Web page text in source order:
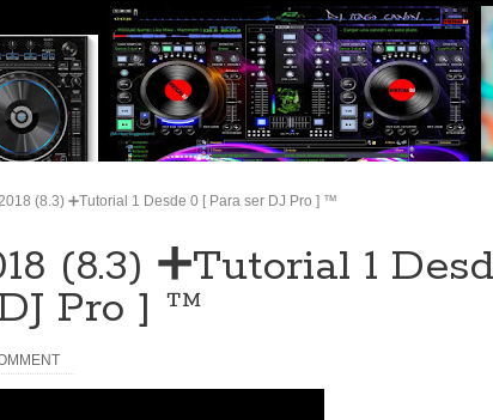
(8.3) ➕Tutorial 1 Desde 0 [ Para ser DJ Pro ] ™️
(8.3) ➕Tutorial 1
Pro ] ™️